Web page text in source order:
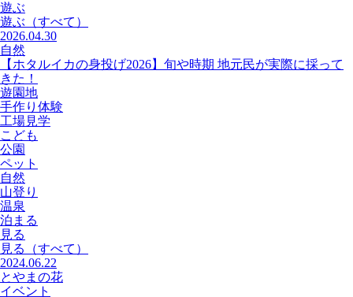
遊ぶ
遊ぶ （すべて）
2026.04.30
自然
【ホタルイカの身投げ2026】旬や時期 地元民が実際に採って
きた！
遊園地
手作り体験
工場見学
こども
公園
ペット
自然
山登り
温泉
泊まる
見る
見る
（すべて）
2024.06.22
とやまの花
イベント